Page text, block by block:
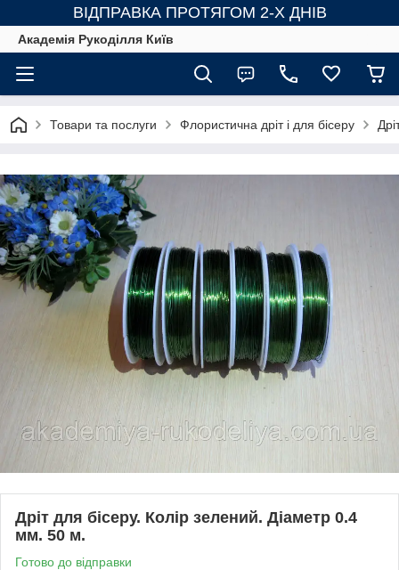
ВІДПРАВКА ПРОТЯГОМ 2-Х ДНІВ
Академія Рукоділля Київ
Товари та послуги Флористична дріт і для бісеру
Дріт для бісеру. Колір зелений. Діаметр 0.4
мм. 50 м.
Готово до відправки